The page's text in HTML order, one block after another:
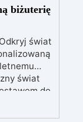
biżuterię
Odkryj świat
świat
do